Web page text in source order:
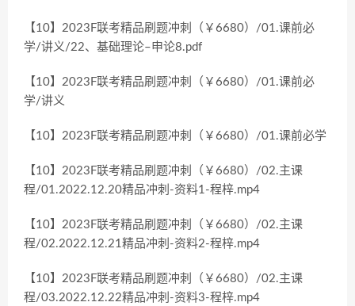
【10】2023F联考精品刷题冲刺（￥6680）/01.课前必
学/讲义/22、基础理论–申论8.pdf
【10】2023F联考精品刷题冲刺（￥6680）/01.课前必
学/讲义
【10】2023F联考精品刷题冲刺（￥6680）/01.课前必学
【10】2023F联考精品刷题冲刺（￥6680）/02.主课
程/01.2022.12.20精品冲刺-资料1-程梓.mp4
【10】2023F联考精品刷题冲刺（￥6680）/02.主课
程/02.2022.12.21精品冲刺-资料2-程梓.mp4
【10】2023F联考精品刷题冲刺（￥6680）/02.主课
程/03.2022.12.22精品冲刺-资料3-程梓.mp4